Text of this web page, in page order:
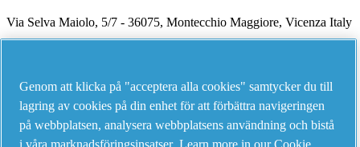
Via Selva Maiolo, 5/7 - 36075, Montecchio Maggiore, Vicenza Italy
Piping Systems - click to see details
Genom att klicka på "acceptera alla cookies" samtycker du till
lagring av cookies på din enhet för att förbättra navigeringen
på webbplatsen, analysera webbplatsens användning och bistå
i våra marknadsföringsinsatser. Learn more in our Cookie